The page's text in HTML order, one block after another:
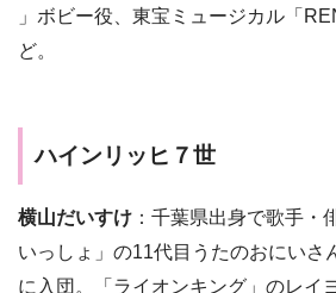
」ボビー役、東宝ミュージカル「
ど。
ハインリッヒ７世
横山だいすけ ：千葉県出身で歌手・
いっしょ」の11代目うたのおにいさ
に入団。「ライオンキング」のレイ